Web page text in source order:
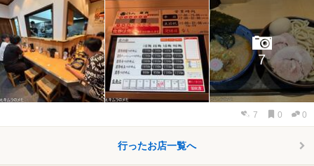
7
7 0 0
行ったお店一覧へ